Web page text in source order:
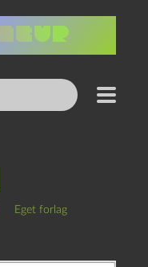
Eget forlag